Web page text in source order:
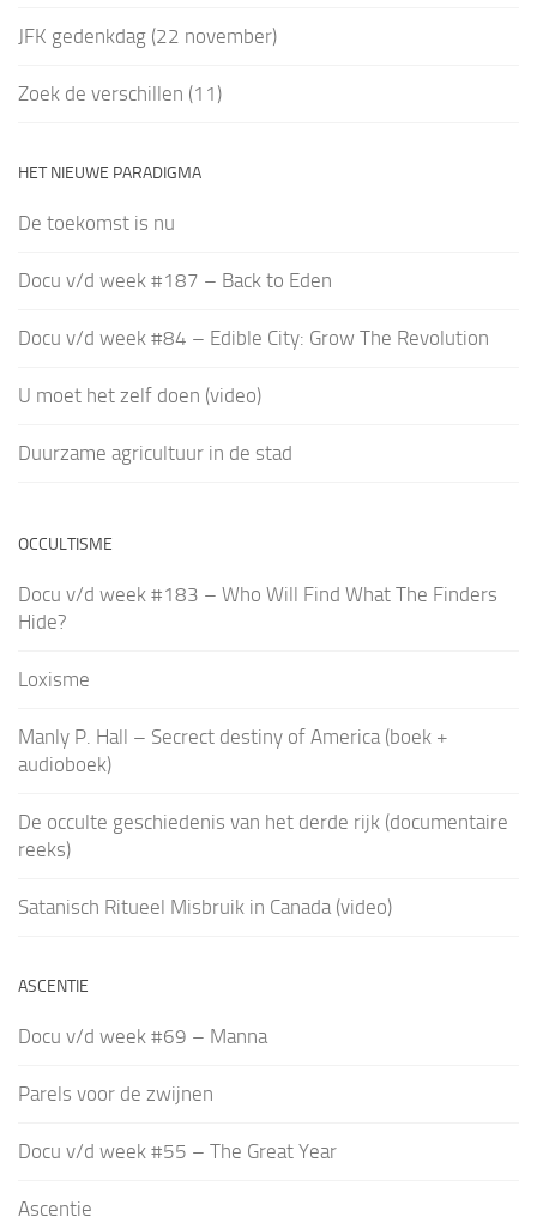
JFK gedenkdag (22 november)
Zoek de verschillen (11)
HET NIEUWE PARADIGMA
De toekomst is nu
Docu v/d week #187 – Back to Eden
Docu v/d week #84 – Edible City: Grow The Revolution
U moet het zelf doen (video)
Duurzame agricultuur in de stad
OCCULTISME
Docu v/d week #183 – Who Will Find What The Finders
Hide?
Loxisme
Manly P. Hall – Secrect destiny of America (boek +
audioboek)
De occulte geschiedenis van het derde rijk (documentaire
reeks)
Satanisch Ritueel Misbruik in Canada (video)
ASCENTIE
Docu v/d week #69 – Manna
Parels voor de zwijnen
Docu v/d week #55 – The Great Year
Ascentie